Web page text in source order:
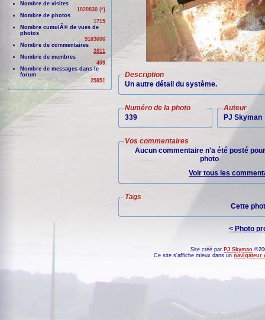
Nombre de visites
1020830 (*)
Nombre de photos
1715
Nombre cumulÃ© de vues de
photos
9183606
Nombre de commentaires
2811
Nombre de membres
409
Nombre de messages dans le
forum
25851
Description
Un autre détail du système.
Numéro de la photo
339
Auteur
PJ Skyman
Vos commentaires
Aucun commentaire n'a été posté
photo
Voir tous les
Tags
Cette
< Photo
Site créé par PJ Skyman
Ce site s'affiche mieux dans unnavigateur